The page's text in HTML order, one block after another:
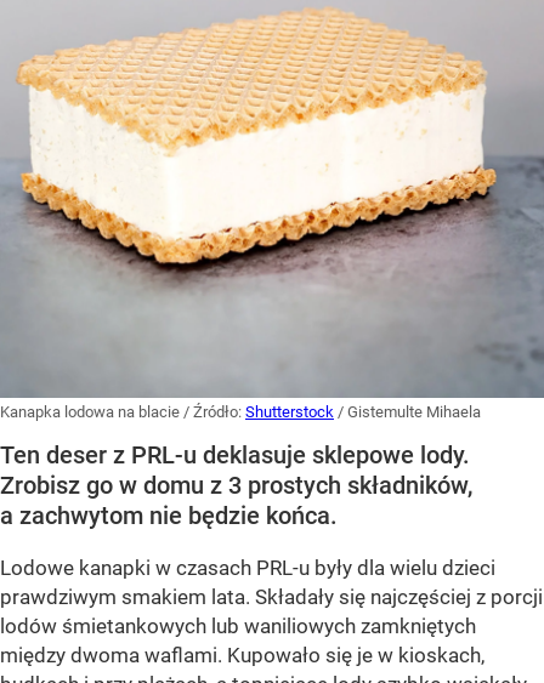
Kanapka lodowa na blacie / Źródło: Shutterstock / Gistemulte Mihaela
Ten deser z PRL-u deklasuje sklepowe lody.
Zrobisz go w domu z 3 prostych składników,
a zachwytom nie będzie końca.
Lodowe kanapki w czasach PRL-u były dla wielu dzieci
prawdziwym smakiem lata. Składały się najczęściej z porcji
lodów śmietankowych lub waniliowych zamkniętych
między dwoma waflami. Kupowało się je w kioskach,